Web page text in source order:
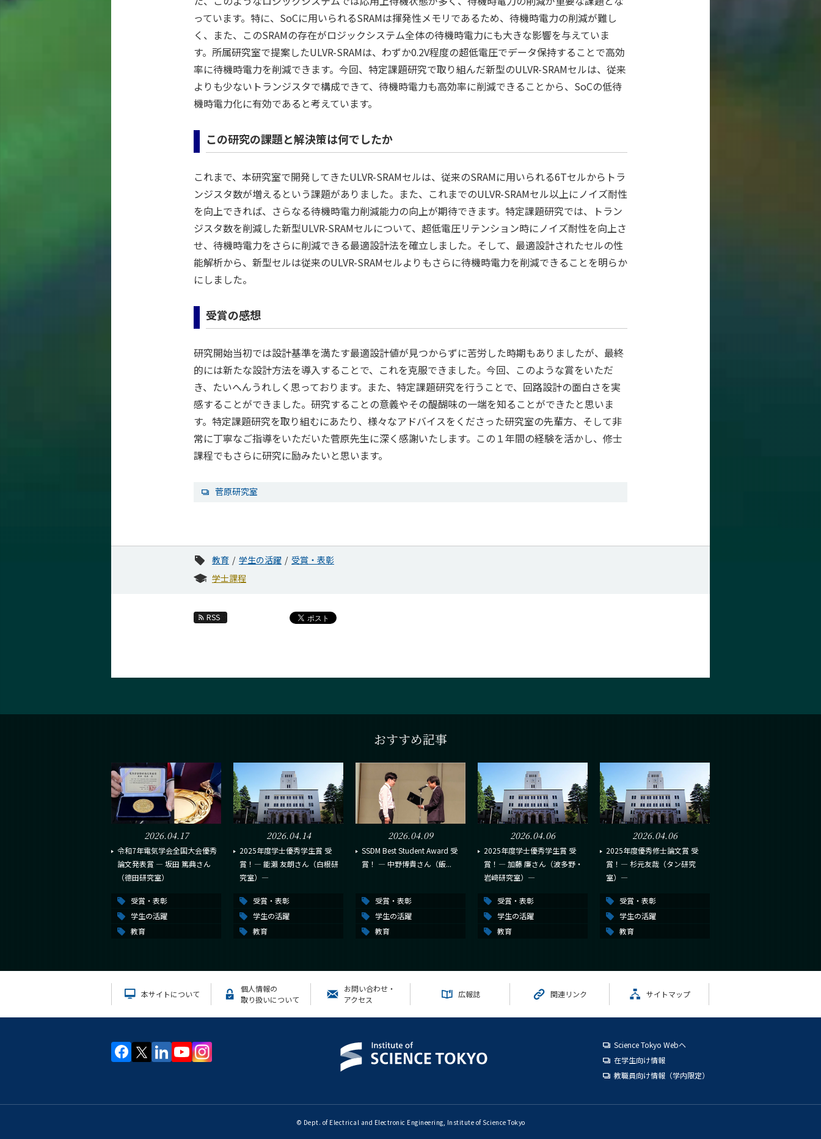
っています。特に、SoCに用いられるSRAMは揮発性メモリであるため、待機時電力の削減が難し
く、また、このSRAMの存在がロジックシステム全体の待機時電力にも大きな影響を与えていま
す。所属研究室で提案したULVR-SRAMは、わずか0.2V程度の超低電圧でデータ保持することで高効
率に待機時電力を削減できます。今回、特定課題研究で取り組んだ新型のULVR-SRAMセルは、従来
よりも少ないトランジスタで構成できて、待機時電力も高効率に削減できることから、SoCの低待
機時電力化に有効であると考えています。
この研究の課題と解決策は何でしたか
これまで、本研究室で開発してきたULVR-SRAMセルは、従来のSRAMに用いられる6Tセルからトラ
ンジスタ数が増えるという課題がありました。また、これまでのULVR-SRAMセル以上にノイズ耐性
を向上できれば、さらなる待機時電力削減能力の向上が期待できます。特定課題研究では、トラン
ジスタ数を削減した新型ULVR-SRAMセルについて、超低電圧リテンション時にノイズ耐性を向上さ
せ、待機時電力をさらに削減できる最適設計法を確立しました。そして、最適設計されたセルの性
能解析から、新型セルは従来のULVR-SRAMセルよりもさらに待機時電力を削減できることを明らか
にしました。
受賞の感想
研究開始当初では設計基準を満たす最適設計値が見つからずに苦労した時期もありましたが、最終
的には新たな設計方法を導入することで、これを克服できました。今回、このような賞をいただ
き、たいへんうれしく思っております。また、特定課題研究を行うことで、回路設計の面白さを実
感することができました。研究することの意義やその醍醐味の一端を知ることができたと思いま
す。特定課題研究を取り組むにあたり、様々なアドバイスをくださった研究室の先輩方、そして非
常に丁寧なご指導をいただいた菅原先生に深く感謝いたします。この１年間の経験を活かし、修士
課程でもさらに研究に励みたいと思います。
菅原研究室
教育 学生の活躍
受賞・表彰
学士課程
RSS
おすすめ記事
2026.04.17
令和7年電気学会全国大会優秀
論文発表賞 ― 坂田 篤典さん
（德田研究室）
受賞・表彰
学生の活躍
教育
2026.04.14
2025年度学士優秀学生賞 受
賞！― 能瀨 友朗さん（白根研
究室）―
受賞・表彰
学生の活躍
教育
2026.04.09
SSDM Best Student Award 受
賞！ ― 中野博貴さん（飯...
受賞・表彰
学生の活躍
教育
2026.04.06
2025年度学士優秀学生賞 受
賞！― 加藤 廉さん（波多野・
岩﨑研究室）―
受賞・表彰
学生の活躍
教育
2026.04.06
2025年度優秀修士論文賞 受
賞！― 杉元友哉（タン研究
室）―
受賞・表彰
学生の活躍
教育
本サイトについて
個人情報の
取り扱いについて
お問い合わせ・
アクセス
広報誌 関連リンク サイトマップ
Science Tokyo Webヘ
在学生向け情報
教職員向け情報（学内限定）
© Dept. of Electrical and Electronic Engineering, Institute of Science Tokyo